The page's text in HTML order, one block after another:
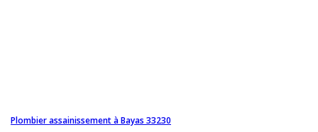
Plombier assainissement à Bayas 33230